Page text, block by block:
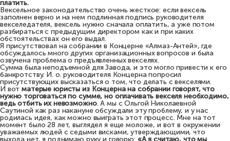
платить.
Вексельное законодательство очень жесткое: если вексель
заполнен верно и на нем подлинная подпись руководителя
векселедателя, вексель нужно сначала оплатить, а уже потом
разбираться с предыдущим директором как и при каких
обстоятельствах он его выдал.
Я присутствовал на собрании в Концерне «Алмаз-Антей», где
обсуждалось много других организационных вопросов и была
озвучена проблема о предъявленных векселях.
Сумма была неподъемной для Завода, и это могло привести к его
банкротству. И. о. руководителя Концерна попросил
присутствующих высказаться о том, что делать с векселями.
И вотматерые юристы из Концерна на собрании говорят, что
нужно торговаться по сумме, но оплачивать векселя необходимо,
ведь отбить их невозможно. А мы с Ольгой Николаевной
Саутиной как раз накануне обсуждали эту проблему, и у нас
родилась идея, как можно выиграть этот процесс. Мне на тот
момент было 28 лет, выглядел я еще моложе, и вот в окружении
уважаемых людей с седыми висками, утверждающими, что
выхода нет, я поднимаю руку и говорю: «А я считаю, что мы